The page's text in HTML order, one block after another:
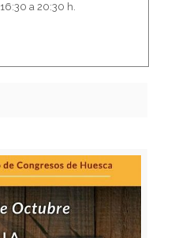
a 20:30 h.